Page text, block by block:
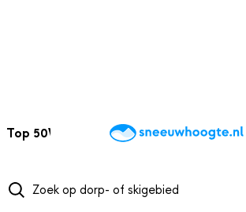
Top 50Webcams WintersportweerKaarten